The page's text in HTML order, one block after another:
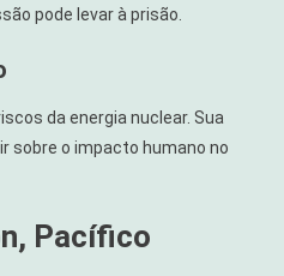
pode levar à prisão.
da energia nuclear. Sua
sobre o impacto humano no
Pacífico